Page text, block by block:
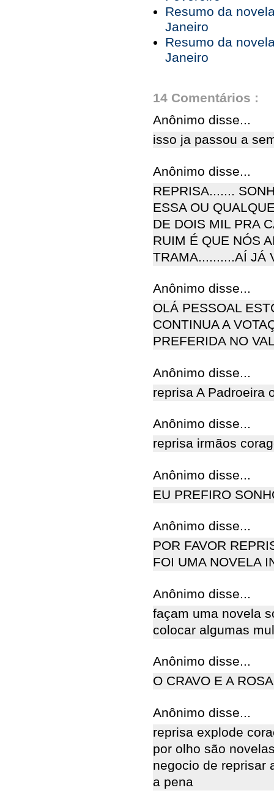
Resumo da
Janeiro
Resumo da
Janeiro
14 Comentários :
Anônimo disse...
isso ja passou a
Anônimo disse...
REPRISA.......
ESSA OU
DE DOIS MIL PRA
RUIM É QUE NÓS
TRAMA..........AÍ JÁ
Anônimo disse...
OLÁ PESSOAL
CONTINUA A
PREFERIDA NO
Anônimo disse...
reprisa A Padroeira
Anônimo disse...
reprisa irmãos
Anônimo disse...
EU PREFIRO
Anônimo disse...
POR FAVOR
FOI UMA NOVELA
Anônimo disse...
façam uma novela
colocar algumas
Anônimo disse...
O CRAVO E A
Anônimo disse...
reprisa explode
por olho são
negocio de reprisar
a pena